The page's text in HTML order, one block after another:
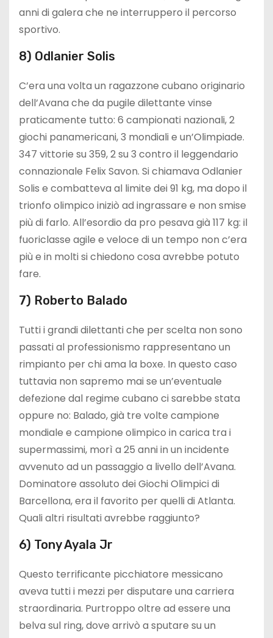
anni di galera che ne interruppero il percorso
sportivo.
8) Odlanier Solis
C’era una volta un ragazzone cubano originario
dell’Avana che da pugile dilettante vinse
praticamente tutto: 6 campionati nazionali, 2
giochi panamericani, 3 mondiali e un’Olimpiade.
347 vittorie su 359, 2 su 3 contro il leggendario
connazionale Felix Savon. Si chiamava Odlanier
Solis e combatteva al limite dei 91 kg, ma dopo il
trionfo olimpico iniziò ad ingrassare e non smise
più di farlo. All’esordio da pro pesava già 117 kg: il
fuoriclasse agile e veloce di un tempo non c’era
più e in molti si chiedono cosa avrebbe potuto
fare.
7) Roberto Balado
Tutti i grandi dilettanti che per scelta non sono
passati al professionismo rappresentano un
rimpianto per chi ama la boxe. In questo caso
tuttavia non sapremo mai se un’eventuale
defezione dal regime cubano ci sarebbe stata
oppure no: Balado, già tre volte campione
mondiale e campione olimpico in carica tra i
supermassimi, morì a 25 anni in un incidente
avvenuto ad un passaggio a livello dell’Avana.
Dominatore assoluto dei Giochi Olimpici di
Barcellona, era il favorito per quelli di Atlanta.
Quali altri risultati avrebbe raggiunto?
6) Tony Ayala Jr
Questo terrificante picchiatore messicano
aveva tutti i mezzi per disputare una carriera
straordinaria. Purtroppo oltre ad essere una
belva sul ring, dove arrivò a sputare su un